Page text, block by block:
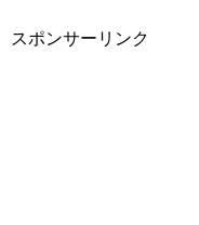
スポンサーリンク